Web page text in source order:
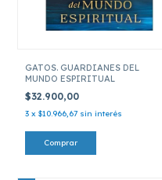
GATOS. GUARDIANES DEL
MUNDO ESPIRITUAL
$32.900,00
3 x $10.966,67 sin interés